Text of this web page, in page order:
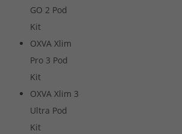
GO 2 Pod
Kit
OXVA Xlim
Pro 3 Pod
Kit
OXVA Xlim 3
Ultra Pod
Kit